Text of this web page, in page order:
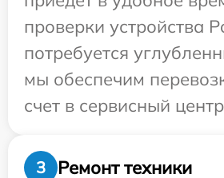
проверки устройства
потребуется
мы обеспечим
счет в сервисный
3
Ремонт техники